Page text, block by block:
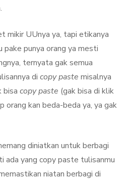
mikir UUnya ya, tapi etikanya
pake punya orang ya mesti
ternyata gak semua
di copy paste misalnya
bisa copy paste (gak bisa di klik
orang kan beda-beda ya, ya gak
diniatkan untuk berbagi
ada yang copy paste tulisanmu
niatan berbagi di